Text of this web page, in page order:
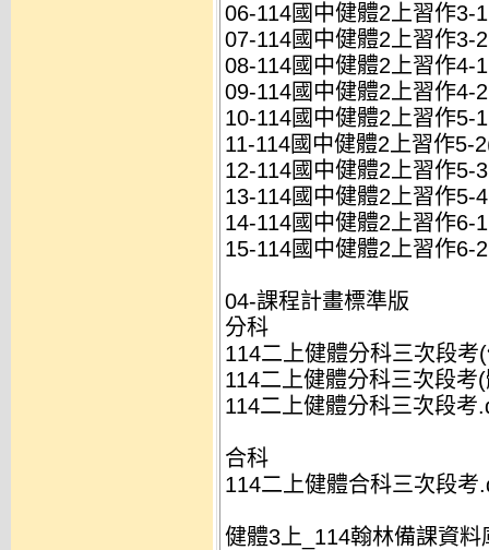
06-114國中健體2上習作3-
07-114國中健體2上習作3-
08-114國中健體2上習作4-
09-114國中健體2上習作4-
10-114國中健體2上習作5-
11-114國中健體2上習作5-
12-114國中健體2上習作5-
13-114國中健體2上習作5-
14-114國中健體2上習作6-
15-114國中健體2上習作6-
04-課程計畫標準版
分科
114二上健體分科三次段考
114二上健體分科三次段考
114二上健體分科三次段考
合科
114二上健體合科三次段考
健體3上_114翰林備課資料